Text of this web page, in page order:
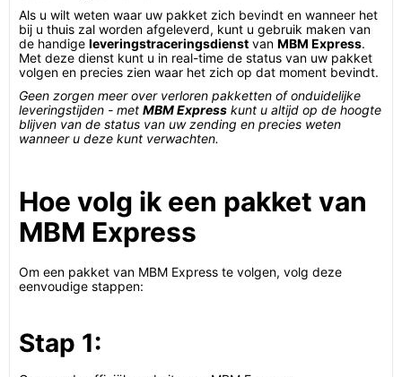
Als u wilt weten waar uw pakket zich bevindt en wanneer het
bij u thuis zal worden afgeleverd, kunt u gebruik maken van
de handige leveringstraceringsdienst van MBM Express.
Met deze dienst kunt u in real-time de status van uw pakket
volgen en precies zien waar het zich op dat moment bevindt.
Geen zorgen meer over verloren pakketten of onduidelijke
leveringstijden - met MBM Express kunt u altijd op de hoogte
blijven van de status van uw zending en precies weten
wanneer u deze kunt verwachten.
Hoe volg ik een pakket van
MBM Express
Om een pakket van MBM Express te volgen, volg deze
eenvoudige stappen:
Stap 1: